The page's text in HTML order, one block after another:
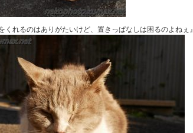
くれるのはありがたいけど、置きっぱなしは困るのよねぇ』